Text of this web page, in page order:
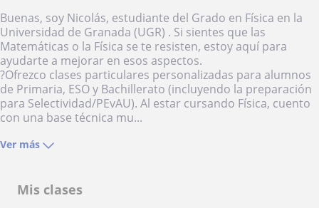
Buenas, soy Nicolás, estudiante del Grado en Física en la
Universidad de Granada (UGR) . Si sientes que las
Matemáticas o la Física se te resisten, estoy aquí para
ayudarte a mejorar en esos aspectos.
?Ofrezco clases particulares personalizadas para alumnos
de Primaria, ESO y Bachillerato (incluyendo la preparación
para Selectividad/PEvAU). Al estar cursando Física, cuento
con una base técnica mu...
Ver más
Mis clases